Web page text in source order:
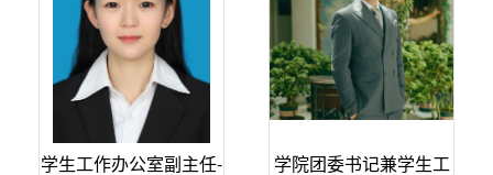
学生工作办公室副主任-
学院团委书记兼学生工